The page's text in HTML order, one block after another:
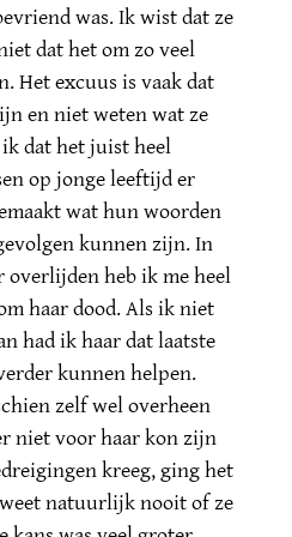
was. Ik wist dat ze
dat het om zo veel
Het excuus is vaak dat
en niet weten wat ze
ik dat het juist heel
op jonge leeftijd er
wat hun woorden
kunnen zijn. In
overlijden heb ik me heel
haar dood. Als ik niet
had ik haar dat laatste
kunnen helpen.
zelf wel overheen
niet voor haar kon zijn
kreeg, ging het
natuurlijk nooit of ze